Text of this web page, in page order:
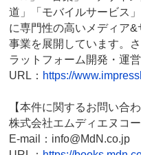
道」「モバイルサービス
に専門性の高いメディア
事業を展開しています。
ラットフォーム開発・運
URL： https://
【本件に関するお問い合わ
株式会社エムディエヌコ
E-mail：info@MdN.co.jp